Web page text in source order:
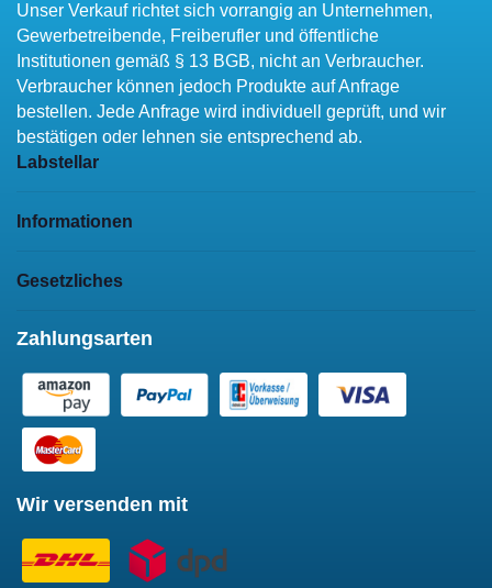
Unser Verkauf richtet sich vorrangig an Unternehmen,
Gewerbetreibende, Freiberufler und öffentliche
Institutionen gemäß § 13 BGB, nicht an Verbraucher.
Verbraucher können jedoch Produkte auf Anfrage
bestellen. Jede Anfrage wird individuell geprüft, und wir
bestätigen oder lehnen sie entsprechend ab.
Labstellar
Informationen
Gesetzliches
Zahlungsarten
Wir versenden mit